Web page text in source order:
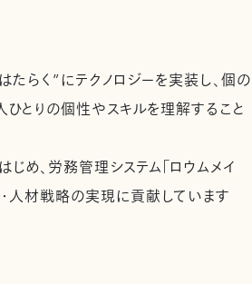
たらく”にテクノロジーを実装し、個の
ひとりの個性やスキルを理解すること
じめ、労務管理システム「ロウムメイ
・人材戦略の実現に貢献しています